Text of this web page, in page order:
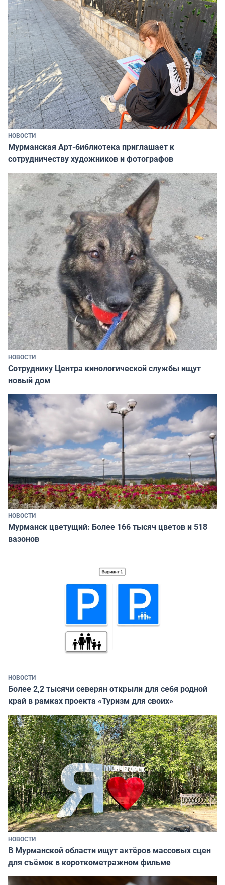
НОВОСТИ
Мурманская Арт-библиотека приглашает к
сотрудничеству художников и фотографов
НОВОСТИ
Сотруднику Центра кинологической службы ищут
новый дом
НОВОСТИ
Мурманск цветущий: Более 166 тысяч цветов и 518
вазонов
НОВОСТИ
Более 2,2 тысячи северян открыли для себя родной
край в рамках проекта «Туризм для своих»
НОВОСТИ
В Мурманской области ищут актёров массовых сцен
для съёмок в короткометражном фильме